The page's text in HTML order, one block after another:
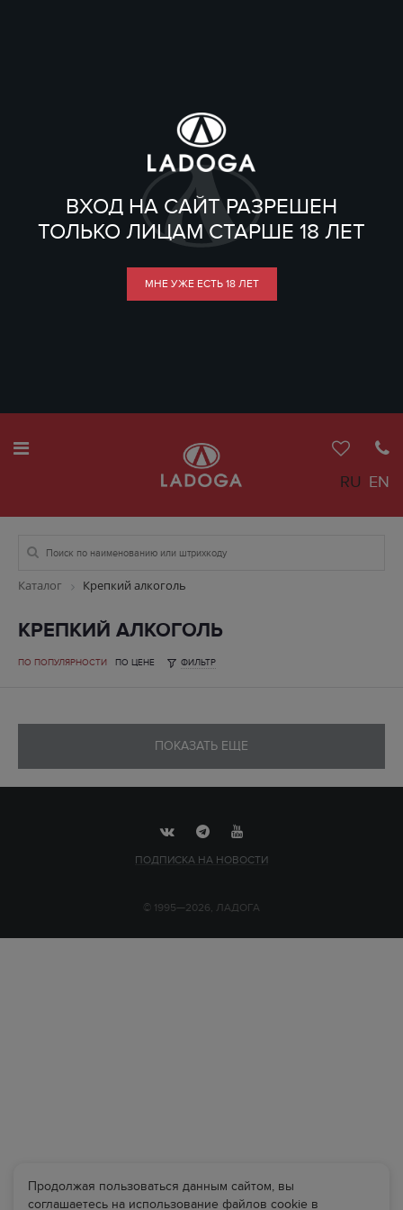
ВХОД НА САЙТ РАЗРЕШЕН
ТОЛЬКО ЛИЦАМ СТАРШЕ 18 ЛЕТ
МНЕ УЖЕ ЕСТЬ 18 ЛЕТ
RU EN
Каталог Крепкий алкоголь
КРЕПКИЙ АЛКОГОЛЬ
ПО ПОПУЛЯРНОСТИ ПО ЦЕНЕ ФИЛЬТР
ПОКАЗАТЬ ЕЩЕ
Продолжая пользоваться данным сайтом, вы
соглашаетесь на использование файлов cookie в
ПОДПИСКА НА НОВОСТИ
© 1995—2026, ЛАДОГА